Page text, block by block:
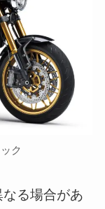
ク
る場合があ